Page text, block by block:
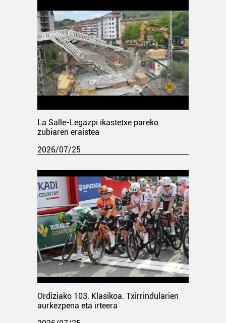
La Salle-Legazpi ikastetxe pareko
zubiaren eraistea
2026/07/25
Ordiziako 103. Klasikoa. Txirrindularien
aurkezpena eta irteera